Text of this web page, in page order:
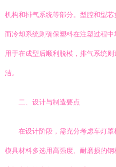
机构和排气系统等部分。型腔和型芯
而冷却系统则确保塑料在注塑过程
用于在成型后顺利脱模，排气系统
洁。
二、设计与制造要点
在设计阶段，需充分考虑车灯罩
模具材料多选用高强度、耐磨损的